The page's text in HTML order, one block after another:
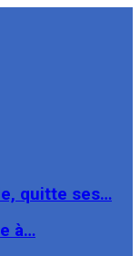
quitte ses…
à…